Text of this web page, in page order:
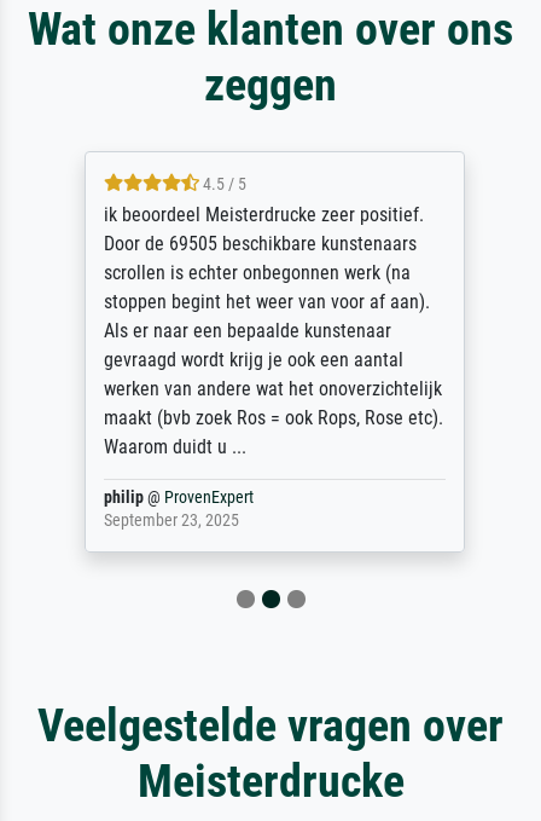
Wat onze klanten over ons
zeggen
4.5 / 5
ik beoordeel Meisterdrucke zeer positief.
Door de 69505 beschikbare kunstenaars
scrollen is echter onbegonnen werk (na
stoppen begint het weer van voor af aan).
Als er naar een bepaalde kunstenaar
gevraagd wordt krijg je ook een aantal
werken van andere wat het onoverzichtelijk
maakt (bvb zoek Ros = ook Rops, Rose etc).
Waarom duidt u ...
philip@ ProvenExpert
September 23, 2025
Veelgestelde vragen over
Meisterdrucke